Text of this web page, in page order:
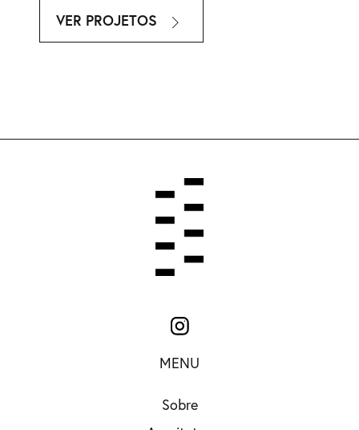
VER PROJETOS
MENU
Sobre